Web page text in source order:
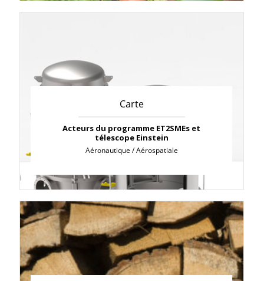
Carte
Acteurs du programme ET2SMEs et
télescope Einstein
Aéronautique / Aérospatiale